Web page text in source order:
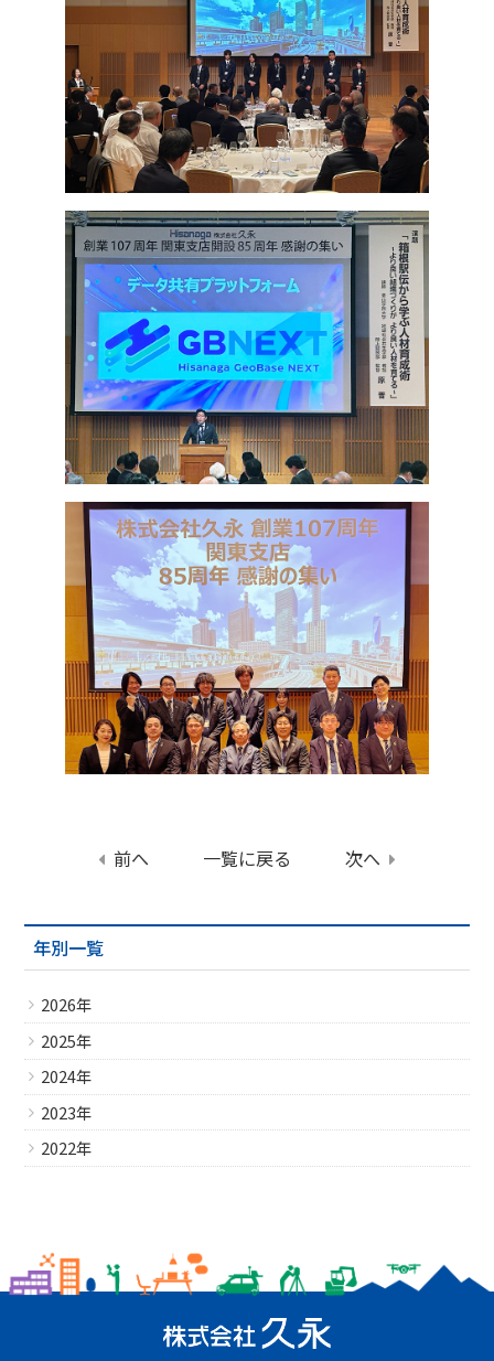
前へ 一覧に戻る 次へ
年別一覧
2026年
2025年
2024年
2023年
2022年